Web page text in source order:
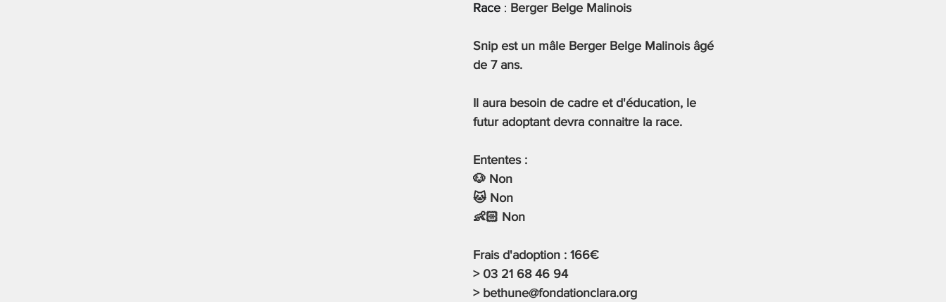
Race : Berger Belge Malinois
Snip est un mâle Berger Belge Malinois âgé
de 7 ans.
Il aura besoin de cadre et d'éducation, le
futur adoptant devra connaitre la race.
Ententes :
🐶 Non
🐱 Non
👶🏻 Non
Frais d'adoption : 166€
> 03 21 68 46 94
> bethune@fondationclara.org